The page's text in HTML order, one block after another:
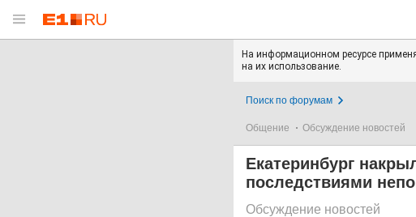
На информационном ресурсе
на их использование.
Поиск по форумам
Общение Обсуждение новостей
Екатеринбург
последствиями
Обсуждение новостей